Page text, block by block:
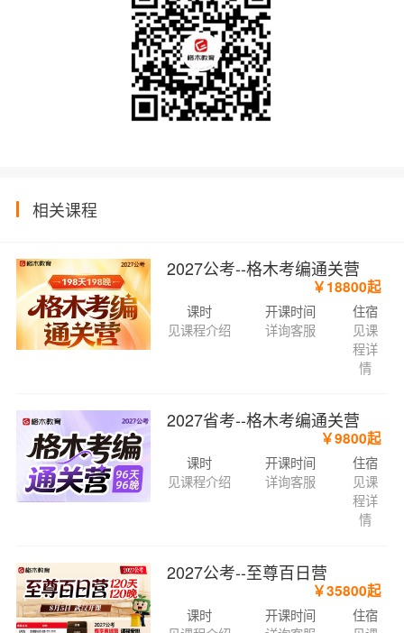
相关课程
2027公考--格木考编通关营
￥18800起
课时
见课程介绍
开课时间
详询客服
住宿
见课
程详
情
2027省考--格木考编通关营
￥9800起
课时
见课程介绍
开课时间
详询客服
住宿
见课
程详
情
2027公考--至尊百日营
￥35800起
课时
开课时间
住宿